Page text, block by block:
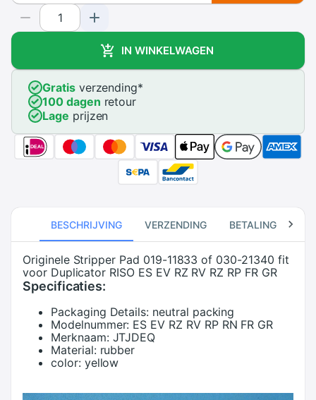
IN WINKELWAGEN
Gratisverzending*
100 dagen retour
Lage prijzen
BESCHRIJVING VERZENDING BETALING
Originele Stripper Pad 019-11833 of 030-21340 fit
voor Duplicator RISO ES EV RZ RV RZ RP FR GR
Specificaties:
Packaging Details: neutral packing
Modelnummer: ES EV RZ RV RP RN FR GR
Merknaam: JTJDEQ
Material: rubber
color: yellow